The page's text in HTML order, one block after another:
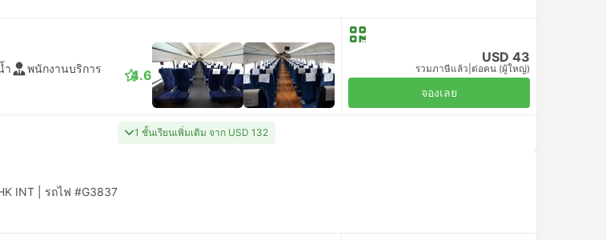
ำ พนักงานบริการ 4.6
USD 43
รวมภาษีแล้ว ต่อคน (ผู้ใหญ่)
จองเลย
1 ชั้นเรียนเพิ่มเติม จาก USD 132
INT รถไฟ #G3837